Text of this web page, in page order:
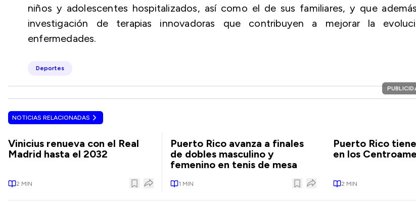
niños y adolescentes hospitalizados, así como el de sus familiares, y que
investigación de terapias innovadoras que contribuyen a mejorar la
enfermedades.
Deportes
NOTICIAS RELACIONADAS
Vinicius renueva con el Real
Madrid hasta el 2032
2 MIN
Puerto Rico avanza a finales
de dobles masculino y
femenino en tenis de mesa
1 MIN
Puerto Rico
en los
2 MIN